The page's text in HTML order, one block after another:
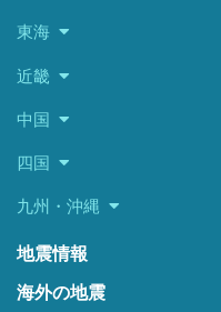
東海
近畿
中国
四国
九州・沖縄
地震情報
海外の地震